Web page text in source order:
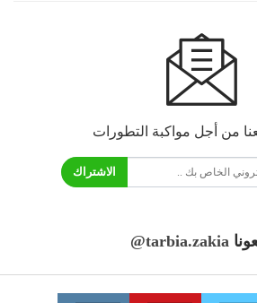
من أجل مواكبة التطورات
الاشتراك
@tarbia.zakia